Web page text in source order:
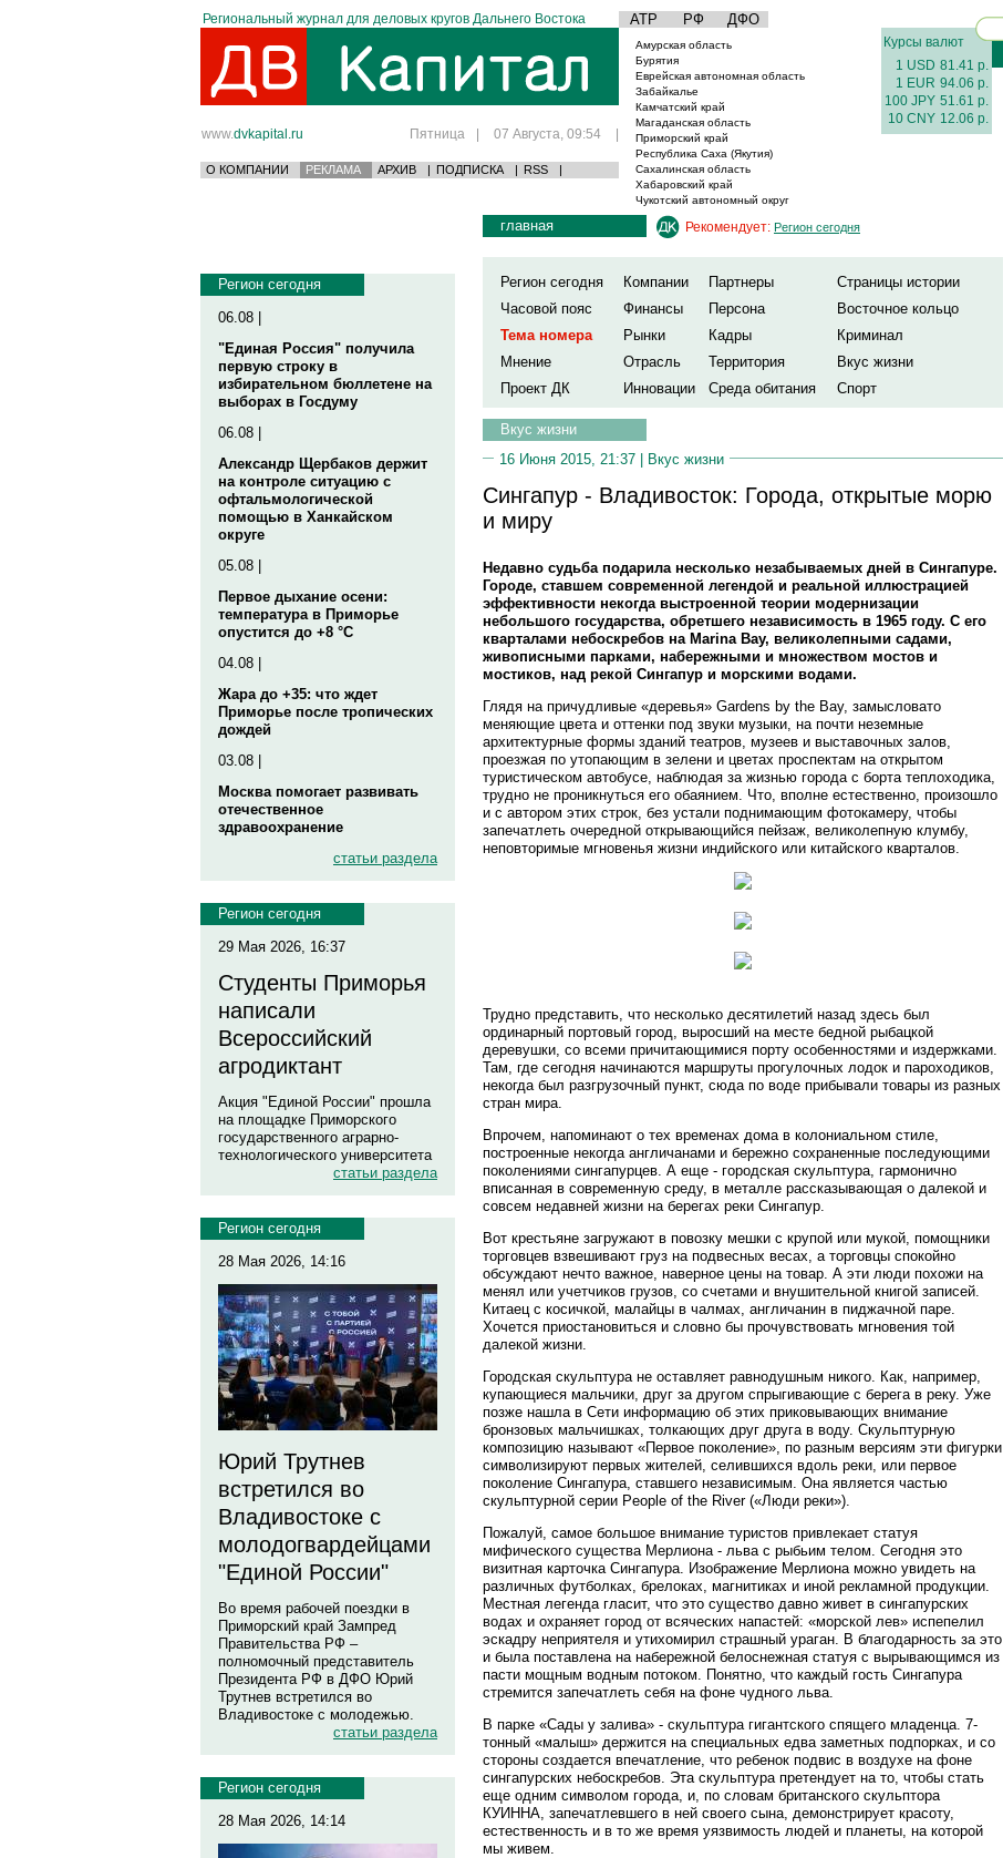
Региональный журнал для деловых кругов Дальнего Востока АТР РФ ДФО
www.dvkapital.ru Пятница | 07 Августа, 09:54 |
О КОМПАНИИ РЕКЛАМА АРХИВ | ПОДПИСКА | RSS |
Амурская область
Бурятия
Еврейская автономная область
Забайкалье
Камчатский край
Магаданская область
Приморский край
Республика Саха (Якутия)
Сахалинская область
Хабаровский край
Чукотский автономный округ
Курсы валют
1 USD 81.41 р.
1 EUR 94.06 р.
100 JPY 51.61 р.
10 CNY 12.06 р.
Регион сегодня
06.08 |
"Единая Россия" получила
первую строку в
избирательном бюллетене на
выборах в Госдуму
06.08 |
Александр Щербаков держит
на контроле ситуацию с
офтальмологической
помощью в Ханкайском
округе
05.08 |
Первое дыхание осени:
температура в Приморье
опустится до +8 °C
04.08 |
Жара до +35: что ждет
Приморье после тропических
дождей
03.08 |
Москва помогает развивать
отечественное
здравоохранение
статьи раздела
Регион сегодня
29 Мая 2026, 16:37
Студенты Приморья
написали
Всероссийский
агродиктант
Акция "Единой России" прошла
на площадке Приморского
государственного аграрно-
технологического университета
статьи раздела
Регион сегодня
28 Мая 2026, 14:16
Юрий Трутнев
встретился во
Владивостоке с
молодогвардейцами
"Единой России"
Во время рабочей поездки в
Приморский край Зампред
Правительства РФ –
полномочный представитель
Президента РФ в ДФО Юрий
Трутнев встретился во
Владивостоке с молодежью.
статьи раздела
Регион сегодня
28 Мая 2026, 14:14
главная Рекомендует: Регион сегодня
Регион сегодня Компании Партнеры
Страницы истории
Часовой пояс
Финансы Персона
Восточное кольцо
Тема номера
Рынки Кадры
Криминал
Мнение
Отрасль Территория
Вкус жизни
Проект ДК
Инновации Среда обитания Спорт
Вкус жизни
16 Июня 2015, 21:37 | Вкус жизни
Сингапур - Владивосток: Города, открытые морю
и миру
Недавно судьба подарила несколько незабываемых дней в Сингапуре.
Городе, ставшем современной легендой и реальной иллюстрацией
эффективности некогда выстроенной теории модернизации
небольшого государства, обретшего независимость в 1965 году. С его
кварталами небоскребов на Marina Bay, великолепными садами,
живописными парками, набережными и множеством мостов и
мостиков, над рекой Сингапур и морскими водами.
Глядя на причудливые «деревья» Gardens by the Bay, замысловато
меняющие цвета и оттенки под звуки музыки, на почти неземные
архитектурные формы зданий театров, музеев и выставочных залов,
проезжая по утопающим в зелени и цветах проспектам на открытом
туристическом автобусе, наблюдая за жизнью города с борта теплоходика,
трудно не проникнуться его обаянием. Что, вполне естественно, произошло
и с автором этих строк, без устали поднимающим фотокамеру, чтобы
запечатлеть очередной открывающийся пейзаж, великолепную клумбу,
неповторимые мгновенья жизни индийского или китайского кварталов.
Трудно представить, что несколько десятилетий назад здесь был
ординарный портовый город, выросший на месте бедной рыбацкой
деревушки, со всеми причитающимися порту особенностями и издержками.
Там, где сегодня начинаются маршруты прогулочных лодок и пароходиков,
некогда был разгрузочный пункт, сюда по воде прибывали товары из разных
стран мира.
Впрочем, напоминают о тех временах дома в колониальном стиле,
построенные некогда англичанами и бережно сохраненные последующими
поколениями сингапурцев. А еще - городская скульптура, гармонично
вписанная в современную среду, в металле рассказывающая о далекой и
совсем недавней жизни на берегах реки Сингапур.
Вот крестьяне загружают в повозку мешки с крупой или мукой, помощники
торговцев взвешивают груз на подвесных весах, а торговцы спокойно
обсуждают нечто важное, наверное цены на товар. А эти люди похожи на
менял или учетчиков грузов, со счетами и внушительной книгой записей.
Китаец с косичкой, малайцы в чалмах, англичанин в пиджачной паре.
Хочется приостановиться и словно бы прочувствовать мгновения той
далекой жизни.
Городская скульптура не оставляет равнодушным никого. Как, например,
купающиеся мальчики, друг за другом спрыгивающие с берега в реку. Уже
позже нашла в Сети информацию об этих приковывающих внимание
бронзовых мальчишках, толкающих друг друга в воду. Скульптурную
композицию называют «Первое поколение», по разным версиям эти фигурки
символизируют первых жителей, селившихся вдоль реки, или первое
поколение Сингапура, ставшего независимым. Она является частью
скульптурной серии People of the River («Люди реки»).
Пожалуй, самое большое внимание туристов привлекает статуя
мифического существа Мерлиона - льва с рыбьим телом. Сегодня это
визитная карточка Сингапура. Изображение Мерлиона можно увидеть на
различных футболках, брелоках, магнитиках и иной рекламной продукции.
Местная легенда гласит, что это существо давно живет в сингапурских
водах и охраняет город от всяческих напастей: «морской лев» испепелил
эскадру неприятеля и утихомирил страшный ураган. В благодарность за это
и была поставлена на набережной белоснежная статуя с вырывающимся из
пасти мощным водным потоком. Понятно, что каждый гость Сингапура
стремится запечатлеть себя на фоне чудного льва.
В парке «Сады у залива» - скульптура гигантского спящего младенца. 7-
тонный «малыш» держится на специальных едва заметных подпорках, и со
стороны создается впечатление, что ребенок подвис в воздухе на фоне
сингапурских небоскребов. Эта скульптура претендует на то, чтобы стать
еще одним символом города, и, по словам британского скульптора
КУИННА, запечатлевшего в ней своего сына, демонстрирует красоту,
естественность и в то же время уязвимость людей и планеты, на которой
мы живем.